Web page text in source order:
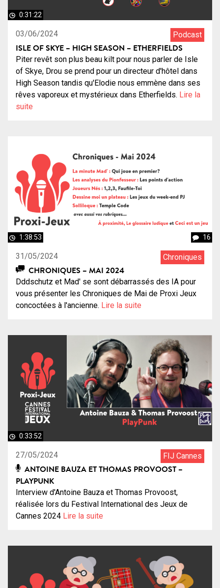
0:31:22
03/06/2024 Podcast
ISLE OF SKYE – HIGH SEASON – ETHERFIELDS
Piter revêt son plus beau kilt pour nous parler de Isle
of Skye, Drou se prend pour un directeur d'hôtel dans
High Season tandis qu'Elodie nous emmène dans ses
rêves vaporeux et mystérieux dans Etherfields. Lire la
suite
1:38:53 16
31/05/2024 Chroniques
CHRONIQUES – MAI 2024
Dddschutz et Mad' se sont débarrassés des IA pour
vous présenter les Chroniques de Mai de Proxi Jeux
concoctées à l'ancienne. Lire la suite
0:33:52
27/05/2024 FIJ Cannes
ANTOINE BAUZA ET THOMAS PROVOOST –
PLAYPUNK
Interview d'Antoine Bauza et Thomas Provoost,
réalisée lors du Festival International des Jeux de
Cannes 2024 Lire la suite